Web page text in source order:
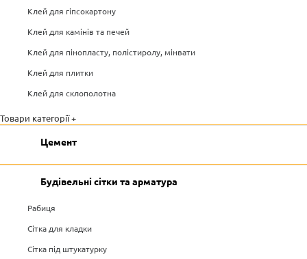
Клей для гіпсокартону
Клей для камінів та печей
Клей для пінопласту, полістиролу, мінвати
Клей для плитки
Клей для склополотна
Товари категорії +
Цемент
Будівельні сітки та арматура
Рабиця
Сітка для кладки
Сітка під штукатурку